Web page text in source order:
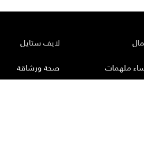
ملهمات
لايف ستايل
صحة ورشاقة